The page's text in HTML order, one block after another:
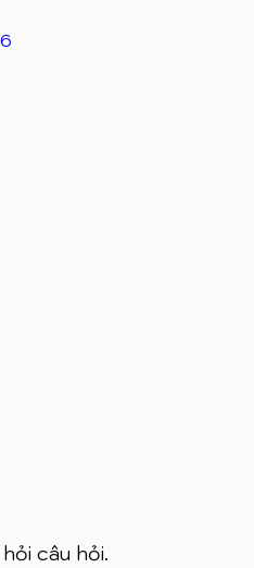
câu hỏi.